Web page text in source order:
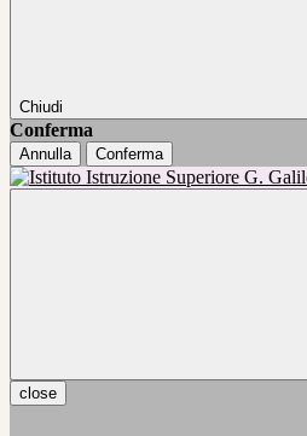
Chiudi
Conferma
Annulla Conferma
close